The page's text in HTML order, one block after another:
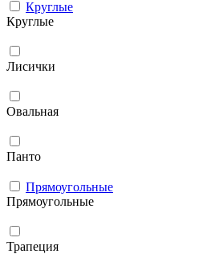
Круглые
Круглые
Лисички
Овальная
Панто
Прямоугольные
Прямоугольные
Трапеция